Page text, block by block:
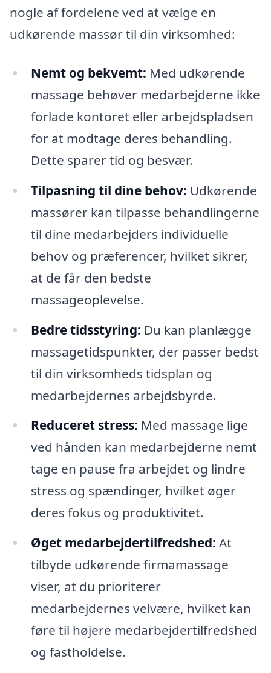
nogle af fordelene ved at vælge en
udkørende massør til din virksomhed:
Nemt og bekvemt: Med udkørende
massage behøver medarbejderne ikke
forlade kontoret eller arbejdspladsen
for at modtage deres behandling.
Dette sparer tid og besvær.
Tilpasning til dine behov: Udkørende
massører kan tilpasse behandlingerne
til dine medarbejders individuelle
behov og præferencer, hvilket sikrer,
at de får den bedste
massageoplevelse.
Bedre tidsstyring: Du kan planlægge
massagetidspunkter, der passer bedst
til din virksomheds tidsplan og
medarbejdernes arbejdsbyrde.
Reduceret stress: Med massage lige
ved hånden kan medarbejderne nemt
tage en pause fra arbejdet og lindre
stress og spændinger, hvilket øger
deres fokus og produktivitet.
Øget medarbejdertilfredshed: At
tilbyde udkørende firmamassage
viser, at du prioriterer
medarbejdernes velvære, hvilket kan
føre til højere medarbejdertilfredshed
og fastholdelse.